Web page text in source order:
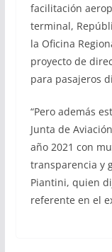
facilitación
terminal,
la Oficina
proyecto de
para pasajeros
“Pero además
Junta de
año 2021 con
transparencia y
Piantini, quien
referente en el